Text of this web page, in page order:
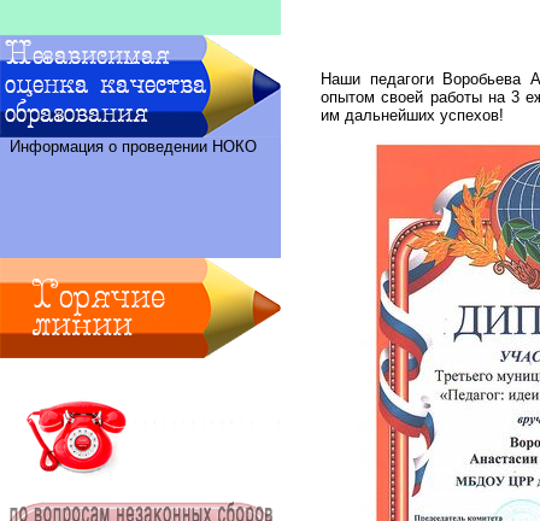
Информация о проведении НОКО
Наши педагоги Воробьева
опытом своей работы на 3
им дальнейших успехов!